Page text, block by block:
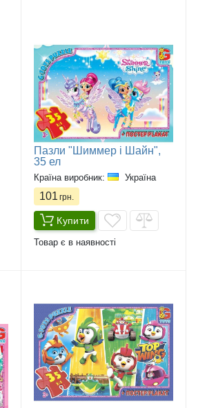
Пазли "Шиммер і Шайн",
35 ел
Країна виробник: Україна
101 грн.
Купити
Товар є в наявності